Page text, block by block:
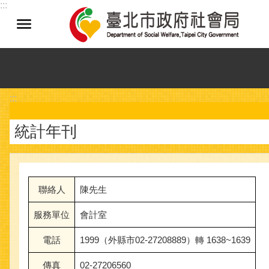
跳到主要內容區塊
:::
:::
統計年刊
聯絡人 陳先生
服務單位 會計室
電話 1999（外縣市02-27208889）轉 1638~1639
傳真 02-27206560